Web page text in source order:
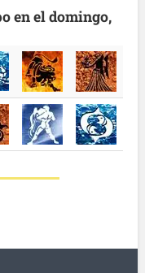
en el domingo,